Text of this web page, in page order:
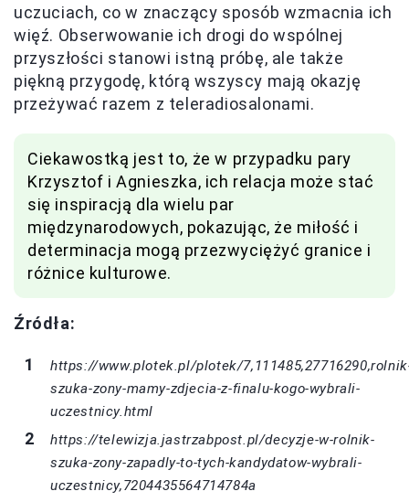
uczuciach, co w znaczący sposób wzmacnia ich
więź. Obserwowanie ich drogi do wspólnej
przyszłości stanowi istną próbę, ale także
piękną przygodę, którą wszyscy mają okazję
przeżywać razem z teleradiosalonami.
Ciekawostką jest to, że w przypadku pary
Krzysztof i Agnieszka, ich relacja może stać
się inspiracją dla wielu par
międzynarodowych, pokazując, że miłość i
determinacja mogą przezwyciężyć granice i
różnice kulturowe.
Źródła:
https://www.plotek.pl/plotek/
szuka-zony-mamy-zdjecia-z-finalu-kogo-wybrali-
uczestnicy.html
https://telewizja.jastrzabpost.pl/decyzje-w-rolnik-
szuka-zony-zapadly-to-tych-kandydatow-wybrali-
uczestnicy,7204435564714784a